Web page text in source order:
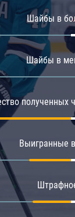
Амур
Салават Юлаев
Шайбы в
Шайбы в
полученных
Выигранные